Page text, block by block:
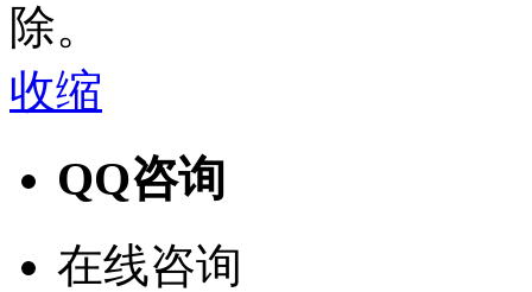
除。
收缩
QQ咨询
在线咨询